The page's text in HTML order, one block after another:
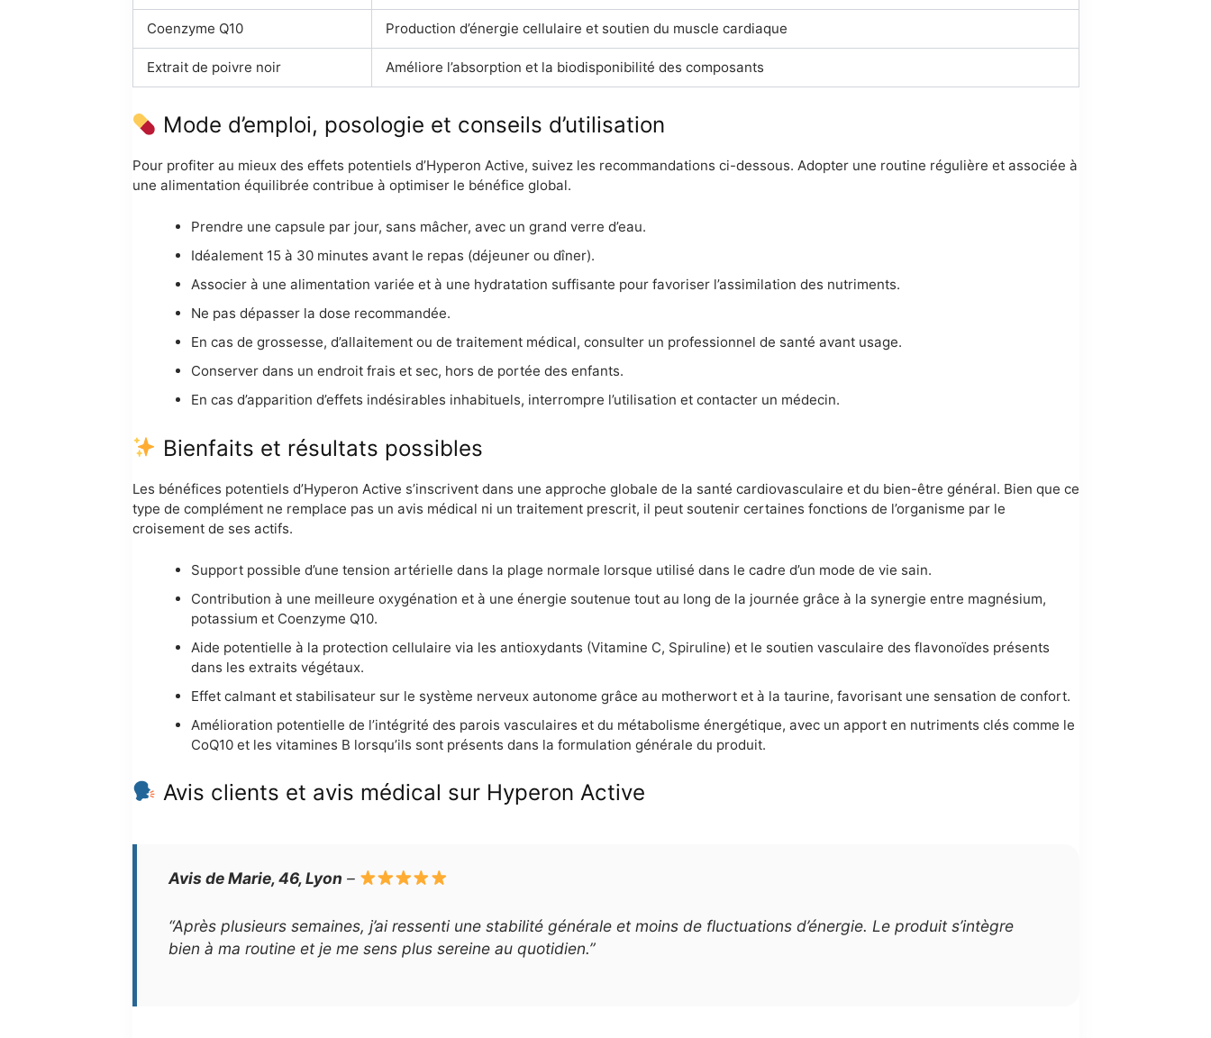
Coenzyme Q10 Production d’énergie cellulaire et soutien du muscle cardiaque
Extrait de poivre noir Améliore l’absorption et la biodisponibilité des composants
Mode d’emploi, posologie et conseils d’utilisation
Pour profiter au mieux des effets potentiels d’Hyperon Active, suivez les recommandations ci-dessous. Adopter une routine régulière et associée à
une alimentation équilibrée contribue à optimiser le bénéfice global.
Prendre une capsule par jour, sans mâcher, avec un grand verre d’eau.
Idéalement 15 à 30 minutes avant le repas (déjeuner ou dîner).
Associer à une alimentation variée et à une hydratation suffisante pour favoriser l’assimilation des nutriments.
Ne pas dépasser la dose recommandée.
En cas de grossesse, d’allaitement ou de traitement médical, consulter un professionnel de santé avant usage.
Conserver dans un endroit frais et sec, hors de portée des enfants.
En cas d’apparition d’effets indésirables inhabituels, interrompre l’utilisation et contacter un médecin.
Bienfaits et résultats possibles
Les bénéfices potentiels d’Hyperon Active s’inscrivent dans une approche globale de la santé cardiovasculaire et du bien-être général. Bien que ce
type de complément ne remplace pas un avis médical ni un traitement prescrit, il peut soutenir certaines fonctions de l’organisme par le
croisement de ses actifs.
Support possible d’une tension artérielle dans la plage normale lorsque utilisé dans le cadre d’un mode de vie sain.
Contribution à une meilleure oxygénation et à une énergie soutenue tout au long de la journée grâce à la synergie entre magnésium,
potassium et Coenzyme Q10.
Aide potentielle à la protection cellulaire via les antioxydants (Vitamine C, Spiruline) et le soutien vasculaire des flavonoïdes présents
dans les extraits végétaux.
Effet calmant et stabilisateur sur le système nerveux autonome grâce au motherwort et à la taurine, favorisant une sensation de confort.
Amélioration potentielle de l’intégrité des parois vasculaires et du métabolisme énergétique, avec un apport en nutriments clés comme le
CoQ10 et les vitamines B lorsqu’ils sont présents dans la formulation générale du produit.
Avis clients et avis médical sur Hyperon Active
Avis de Marie, 46, Lyon –
“Après plusieurs semaines, j’ai ressenti une stabilité générale et moins de fluctuations d’énergie. Le produit s’intègre
bien à ma routine et je me sens plus sereine au quotidien.”